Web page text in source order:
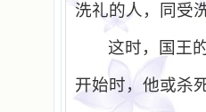
洗礼的人，同受
这时，国王
开始时，他或杀